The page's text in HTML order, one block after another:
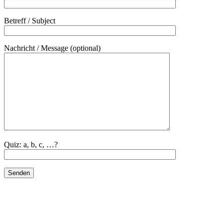
Betreff / Subject
Nachricht / Message (optional)
Quiz: a, b, c, …?